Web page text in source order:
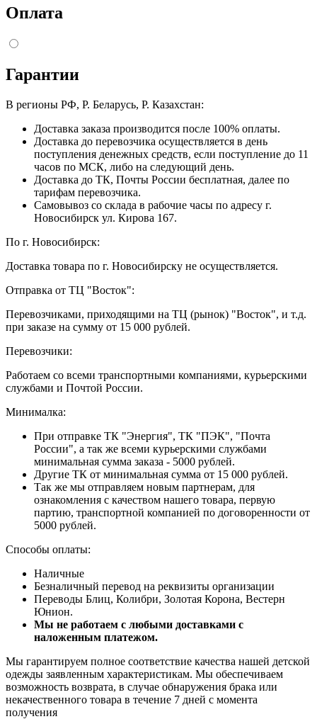
Оплата
Гарантии
В регионы РФ, Р. Беларусь, Р. Казахстан:
Доставка заказа производится после 100% оплаты.
Доставка до перевозчика осуществляется в день
поступления денежных средств, если поступление до 11
часов по МСК, либо на следующий день.
Доставка до ТК, Почты России бесплатная, далее по
тарифам перевозчика.
Самовывоз со склада в рабочие часы по адресу г.
Новосибирск ул. Кирова 167.
По г. Новосибирск:
Доставка товара по г. Новосибирску не осуществляется.
Отправка от ТЦ "Восток":
Перевозчиками, приходящими на ТЦ (рынок) "Восток", и т.д.
при заказе на сумму от 15 000 рублей.
Перевозчики:
Работаем со всеми транспортными компаниями, курьерскими
службами и Почтой России.
Минималка:
При отправке ТК "Энергия", ТК "ПЭК", "Почта
России", а так же всеми курьерскими службами
минимальная сумма заказа - 5000 рублей.
Другие ТК от минимальная сумма от 15 000 рублей.
Так же мы отправляем новым партнерам, для
ознакомления с качеством нашего товара, первую
партию, транспортной компанией по договоренности от
5000 рублей.
Способы оплаты:
Наличные
Безналичный перевод на реквизиты организации
Переводы Блиц, Колибри, Золотая Корона, Вестерн
Юнион.
Мы не работаем с любыми доставками с
наложенным платежом.
Мы гарантируем полное соответствие качества нашей детской
одежды заявленным характеристикам. Мы обеспечиваем
возможность возврата, в случае обнаружения брака или
некачественного товара в течение 7 дней с момента
получения